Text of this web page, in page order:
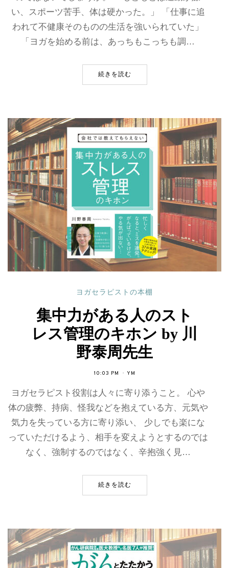
い、スポーツ苦手、体は硬かった。」 「仕事に追
われて不健康そのものの生活を強いられていた」
「ヨガを始める前は、あっちもこっちも調…
続きを読む
ヨガセラピストの本棚
集中力がある人のスト
レス管理のキホン by 川
野泰周先生
10:03 PM YM
ヨガセラピスト役割は人々に寄り添うこと。 心や
体の疲弊、持病、怪我などを抱えている方、元気や
気力を失っている方に寄り添い、 少しでも楽にな
っていただけるよう、相手を変えようとするのでは
なく、強制するのではなく、辛抱強く見…
続きを読む